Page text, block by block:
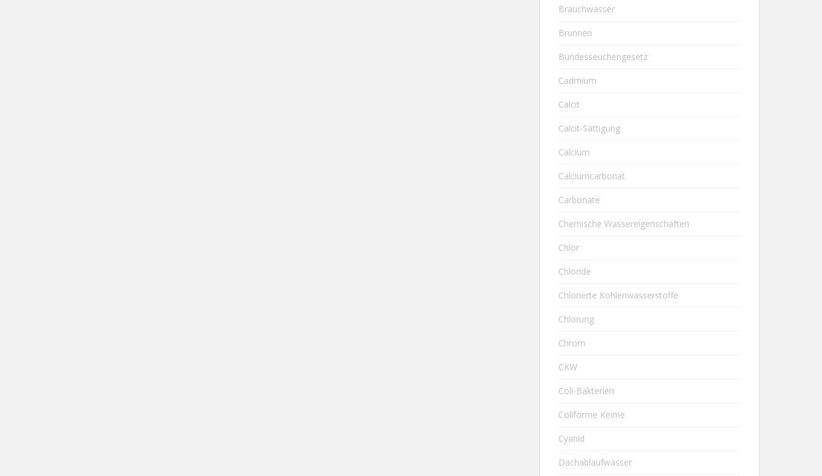
Brauchwasser
Brunnen
Bundesseuchengesetz
Cadmium
Calcit
Calcit-Sättigung
Calcium
Calciumcarbonat
Carbonate
Chemische Wassereigenschaften
Chlor
Chloride
Chlorierte Kohlenwasserstoffe
Chlorung
Chrom
CKW
Coli-Bakterien
Coliforme Keime
Cyanid
Dachablaufwasser